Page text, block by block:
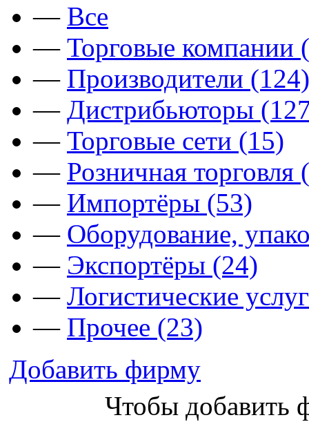
— Все
— Торговые компании
— Производители (124)
— Дистрибьюторы
— Торговые сети (15)
— Розничная торговля
— Импортёры (53)
— Оборудование,
— Экспортёры (24)
— Логистические
— Прочее (23)
Добавить фирму
Чтобы добавить